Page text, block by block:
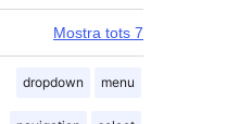
Mostra tots 7
dropdown menu